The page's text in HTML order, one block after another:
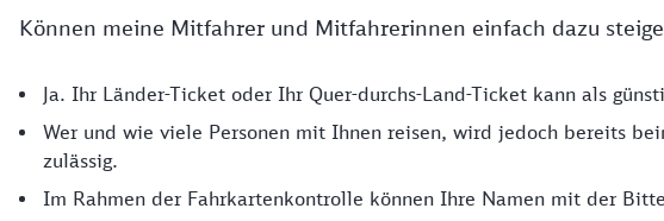
Können meine Mitfahrer und Mitfahrerinnen einfach dazu
Ja. Ihr Länder-Ticket oder Ihr Quer-durchs-Land-Ticket kann als
Wer und wie viele Personen mit Ihnen reisen, wird jedoch bereits
zulässig.
Im Rahmen der Fahrkartenkontrolle können Ihre Namen mit der